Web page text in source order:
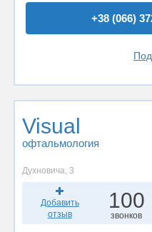
+38 (066)
Visual
офтальмология
Духновича, 3
Добавить
отзыв
100
звонков